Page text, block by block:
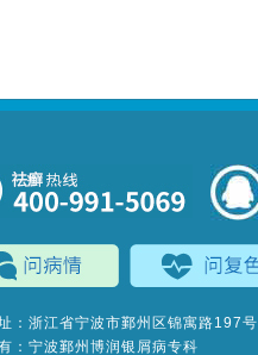
：浙江省宁波市鄞州区锦寓路197号
：宁波鄞州博润银屑病专科